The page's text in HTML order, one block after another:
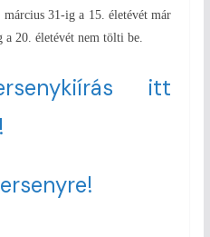
31-ig a 15. életévét már
20. életévét nem tölti be.
itt